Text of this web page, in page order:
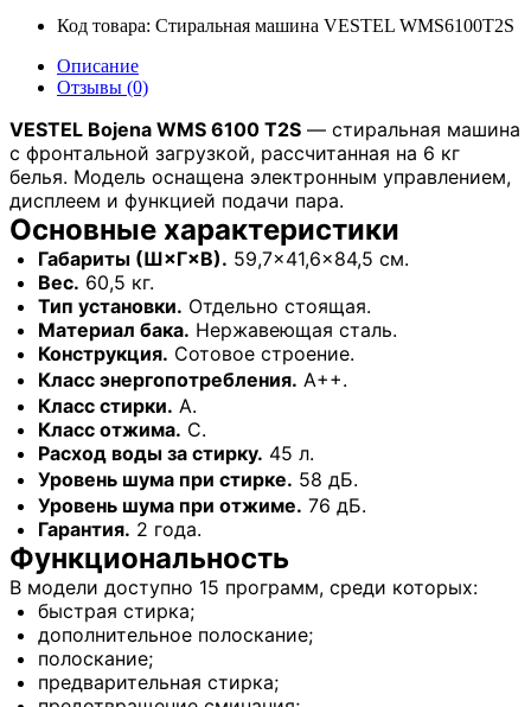
Код товара: Стиральная машина VESTEL WMS6100T2S
Описание
Отзывы (0)
VESTEL Bojena WMS 6100 T2S — стиральная машина
с фронтальной загрузкой, рассчитанная на 6 кг
белья. Модель оснащена электронным управлением,
дисплеем и функцией подачи пара.
Основные характеристики
Габариты (Ш×Г×В). 59,7×41,6×84,5 см.
Вес. 60,5 кг.
Тип установки. Отдельно стоящая.
Материал бака. Нержавеющая сталь.
Конструкция. Сотовое строение.
Класс энергопотребления. A++.
Класс стирки. A.
Класс отжима. C.
Расход воды за стирку. 45 л.
Уровень шума при стирке. 58 дБ.
Уровень шума при отжиме. 76 дБ.
Гарантия. 2 года.
Функциональность
В модели доступно 15 программ, среди которых:
быстрая стирка;
дополнительное полоскание;
полоскание;
предварительная стирка;